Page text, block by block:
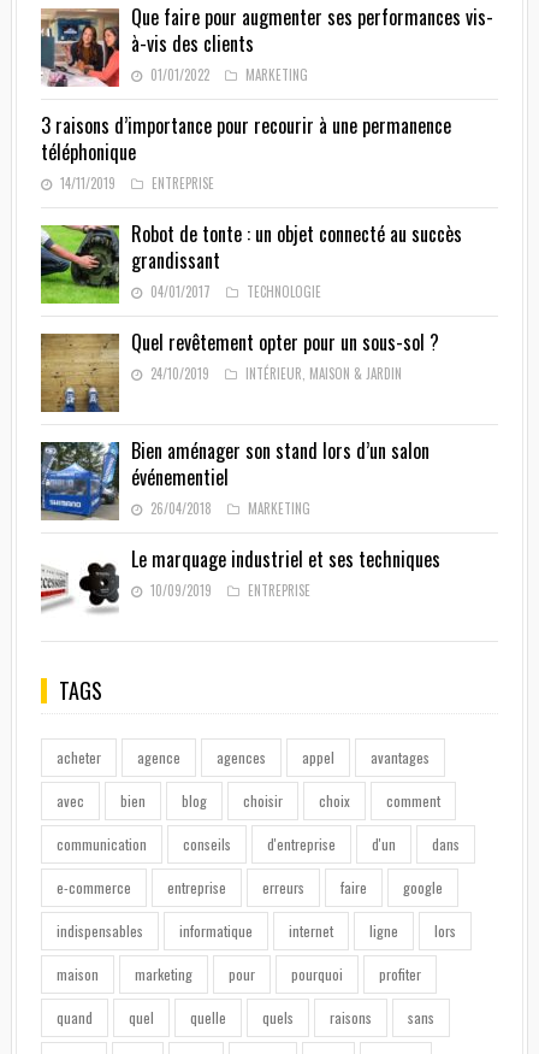
Que faire pour augmenter ses performances vis-
à-vis des clients
01/01/2022 MARKETING
3 raisons d’importance pour recourir à une permanence
téléphonique
14/11/2019 ENTREPRISE
Robot de tonte : un objet connecté au succès
grandissant
04/01/2017 TECHNOLOGIE
Quel revêtement opter pour un sous-sol ?
24/10/2019 INTÉRIEUR MAISON & JARDIN
Bien aménager son stand lors d’un salon
événementiel
26/04/2018 MARKETING
Le marquage industriel et ses techniques
10/09/2019 ENTREPRISE
TAGS
acheter agence agences appel avantages
avec bien blog choisir choix comment
communication conseils d'entreprise d'un dans
e-commerce entreprise erreurs faire google
indispensables informatique internet ligne lors
maison marketing pour pourquoi profiter
quand quel quelle quels raisons sans